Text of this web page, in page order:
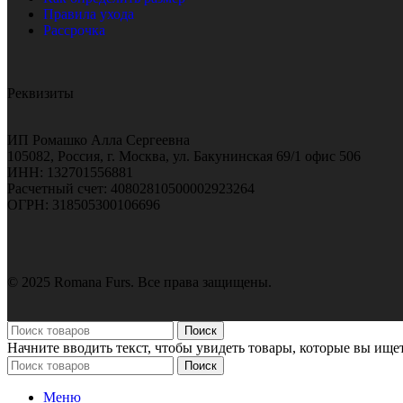
Правила ухода
Рассрочка
Реквизиты
ИП Ромашко Алла Сергеевна
105082, Россия, г. Москва, ул. Бакунинская 69/1 офис 506
ИНН: 132701556881
Расчетный счет: 40802810500002923264
ОГРН: 318505300106696
© 2025 Romana Furs. Все права защищены.
Поиск
Начните вводить текст, чтобы увидеть товары, которые вы
Поиск
Меню